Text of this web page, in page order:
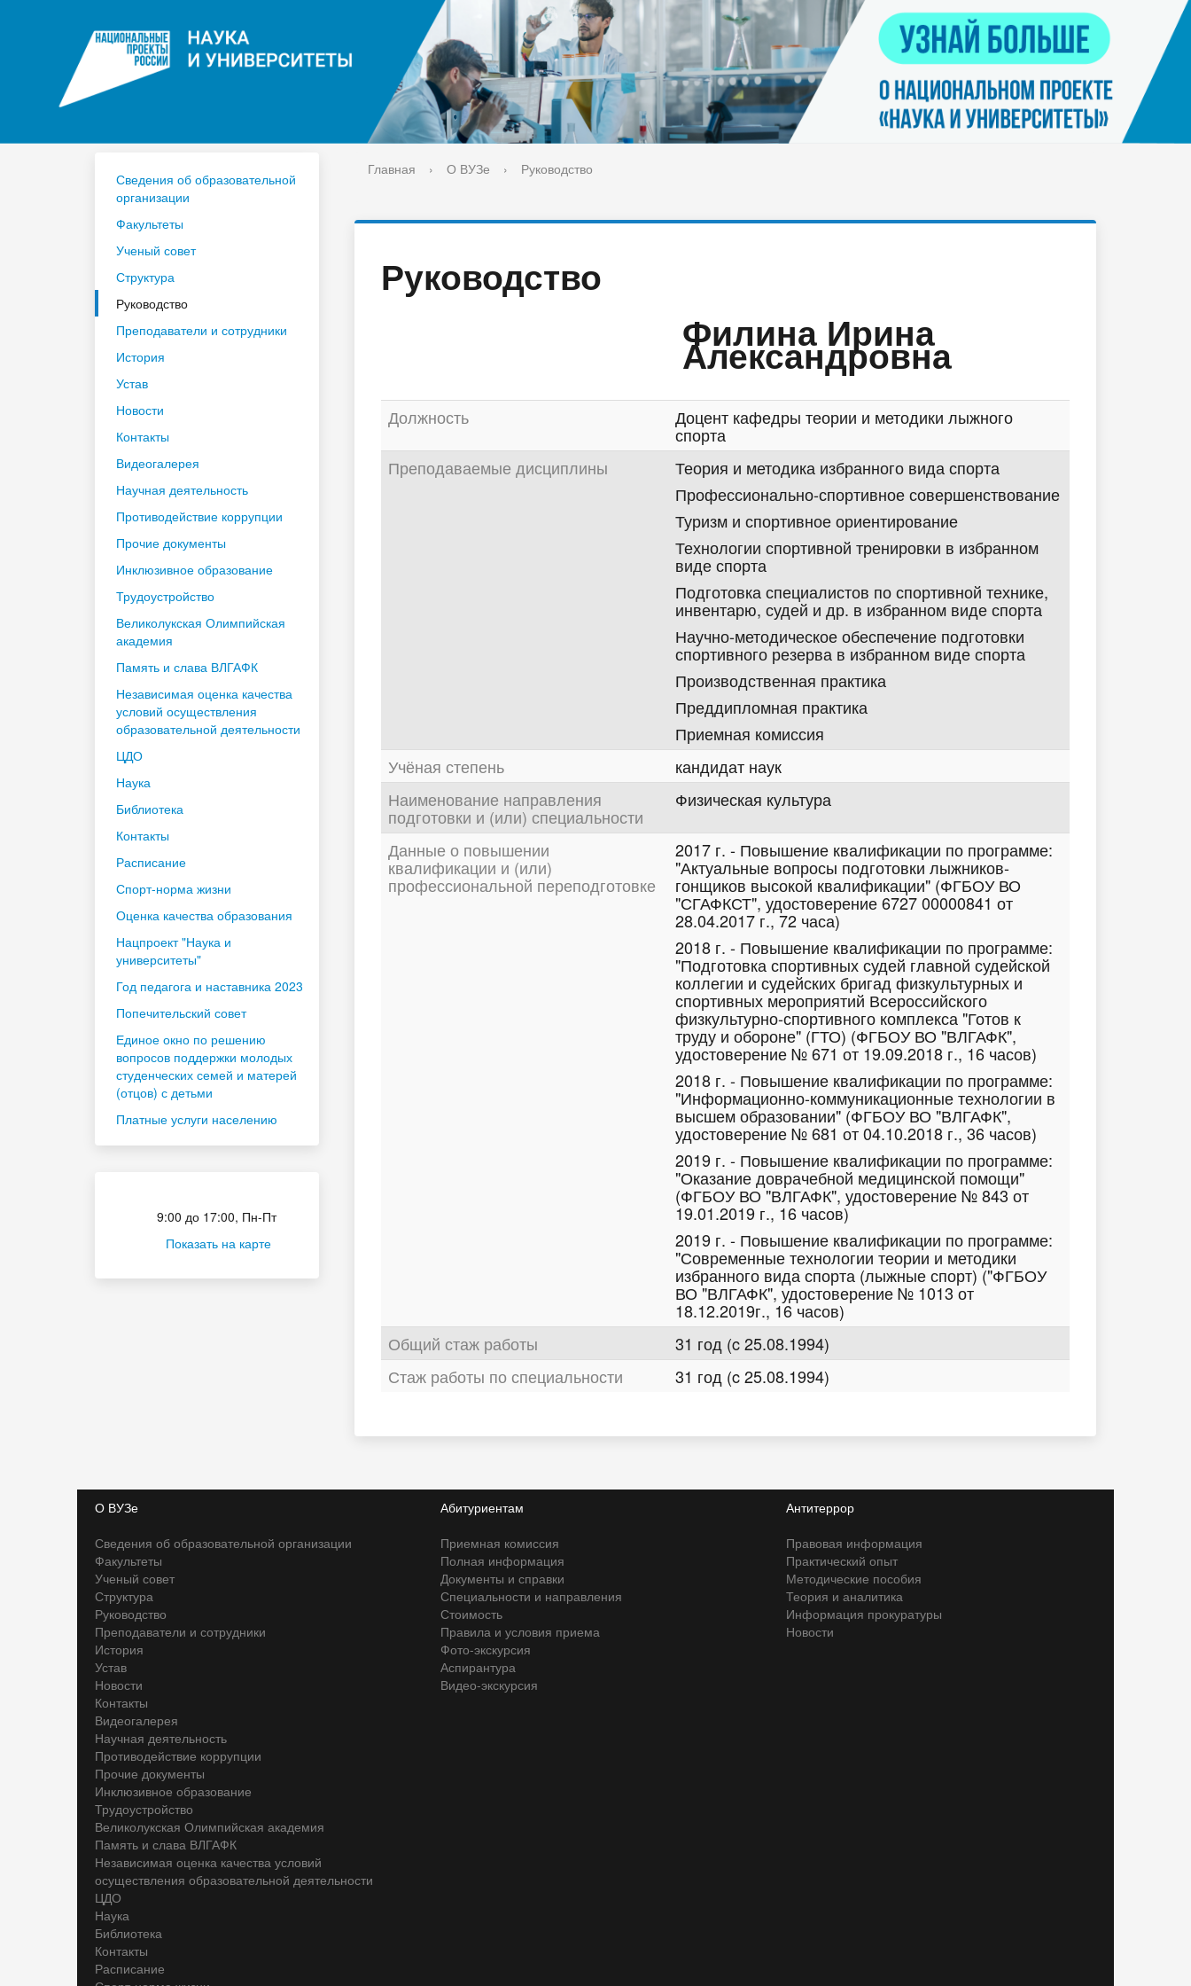
Библиотека
Контакты
Расписание
Спорт-норма жизни Оценка качества образования
Нацпроект "Наука и университеты"
Год педагога и наставника 2023
Попечительский совет
Единое окно по решению вопросов
поддержки молодых студенческих
семей и матерей (отцов) с детьми
Сведения об образовательной
организации
Факультеты
Ученый совет
Структура
Руководство
Преподаватели и сотрудники
История
Устав
Новости
Контакты
Видеогалерея
Научная деятельность
Противодействие коррупции
Прочие документы
Инклюзивное образование
Трудоустройство
Великолукская Олимпийская
академия
Память и слава ВЛГАФК
Независимая оценка качества
условий осуществления
образовательной деятельности
ЦДО
Наука
Библиотека
Контакты
Расписание
Спорт-норма жизни
Оценка качества образования
Нацпроект "Наука и
университеты"
Год педагога и наставника 2023
Попечительский совет
Единое окно по решению
вопросов поддержки молодых
студенческих семей и матерей
(отцов) с детьми
Платные услуги населению
9:00 до 17:00, Пн-Пт
Показать на карте
Главная › О ВУЗе › Руководство
Руководство
Филина Ирина
Александровна
Должность Доцент кафедры теории и методики лыжного
спорта
Преподаваемые дисциплины
Теория и методика избранного вида спорта
Профессионально-спортивное совершенствование
Туризм и спортивное ориентирование
Технологии спортивной тренировки в избранном
виде спорта
Подготовка специалистов по спортивной технике,
инвентарю, судей и др. в избранном виде спорта
Научно-методическое обеспечение подготовки
спортивного резерва в избранном виде спорта
Производственная практика
Преддипломная практика
Приемная комиссия
Учёная степень
кандидат наук
Наименование направления
подготовки и (или) специальности
Физическая культура
Данные о повышении
квалификации и (или)
профессиональной переподготовке
2017 г. - Повышение квалификации по программе:
"Актуальные вопросы подготовки лыжников-
гонщиков высокой квалификации" (ФГБОУ ВО
"СГАФКСТ", удостоверение 6727 00000841 от
28.04.2017 г., 72 часа)
2018 г. - Повышение квалификации по программе:
"Подготовка спортивных судей главной судейской
коллегии и судейских бригад физкультурных и
спортивных мероприятий Всероссийского
физкультурно-спортивного комплекса "Готов к
труду и обороне" (ГТО) (ФГБОУ ВО "ВЛГАФК",
удостоверение № 671 от 19.09.2018 г., 16 часов)
2018 г. - Повышение квалификации по программе:
"Информационно-коммуникационные технологии в
высшем образовании" (ФГБОУ ВО "ВЛГАФК",
удостоверение № 681 от 04.10.2018 г., 36 часов)
2019 г. - Повышение квалификации по программе:
"Оказание доврачебной медицинской помощи"
(ФГБОУ ВО "ВЛГАФК", удостоверение № 843 от
19.01.2019 г., 16 часов)
2019 г. - Повышение квалификации по программе:
"Современные технологии теории и методики
избранного вида спорта (лыжные спорт) ("ФГБОУ
ВО "ВЛГАФК", удостоверение № 1013 от
18.12.2019г., 16 часов)
Общий стаж работы
31 год (c 25.08.1994)
Стаж работы по специальности
31 год (c 25.08.1994)
О ВУЗе
Сведения об образовательной организации
Факультеты
Ученый совет
Структура
Руководство
Преподаватели и сотрудники
История
Устав
Новости
Контакты
Видеогалерея
Научная деятельность
Противодействие коррупции
Прочие документы
Инклюзивное образование
Трудоустройство
Великолукская Олимпийская академия
Память и слава ВЛГАФК
Независимая оценка качества условий
осуществления образовательной деятельности
ЦДО
Наука
Библиотека
Контакты
Расписание
Абитуриентам
Приемная комиссия
Полная информация
Документы и справки
Специальности и направления
Стоимость
Правила и условия приема
Фото-экскурсия
Аспирантура
Видео-экскурсия
Антитеррор
Правовая информация
Практический опыт
Методические пособия
Теория и аналитика
Информация прокуратуры
Новости